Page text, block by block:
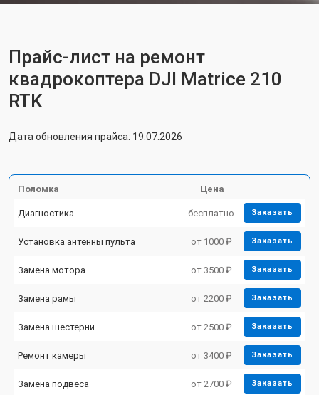
Прайс-лист на ремонт
квадрокоптера DJI Matrice 210
RTK
Дата обновления прайса: 19.07.2026
Поломка Цена
Диагностика бесплатно Заказать
Установка антенны пульта от 1000 ₽ Заказать
Замена мотора от 3500 ₽ Заказать
Замена рамы от 2200 ₽ Заказать
Замена шестерни от 2500 ₽ Заказать
Ремонт камеры от 3400 ₽ Заказать
Замена подвеса от 2700 ₽ Заказать